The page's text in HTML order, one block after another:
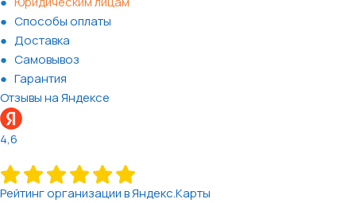
Способы оплаты
Доставка
Самовывоз
Гарантия
Отзывы на Яндексе
4,6
Рейтинг организации в Яндекс.Карты